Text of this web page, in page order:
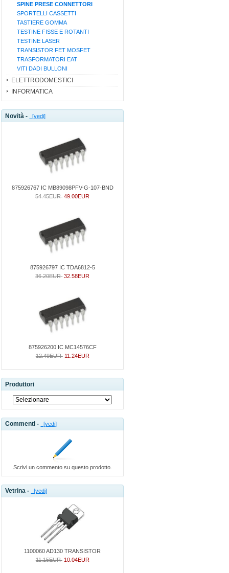
SPINE PRESE CONNETTORI
SPORTELLI CASSETTI
TASTIERE GOMMA
TESTINE FISSE E ROTANTI
TESTINE LASER
TRANSISTOR FET MOSFET
TRASFORMATORI EAT
VITI DADI BULLONI
ELETTRODOMESTICI
INFORMATICA
Novità - [vedi]
875926767 IC MB89098PFV-G-107-BND
54.45EUR 49.00EUR
875926797 IC TDA6812-5
36.20EUR 32.58EUR
875926200 IC MC14576CF
12.49EUR 11.24EUR
Produttori
Commenti - [vedi]
Scrivi un commento su questo prodotto.
Vetrina - [vedi]
1100060 AD130 TRANSISTOR
11.15EUR 10.04EUR